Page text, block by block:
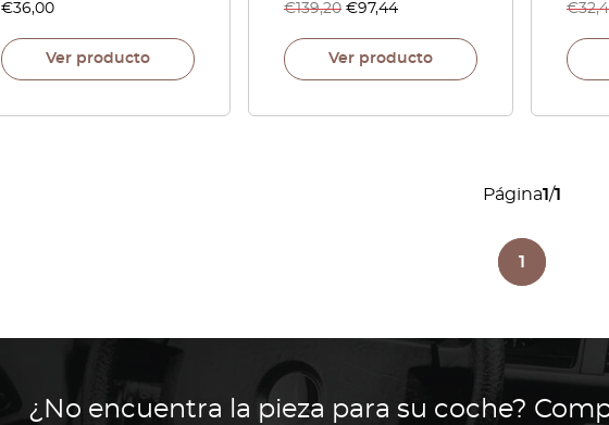
€36,00
Ver producto
€139,20 €97,44
Ver producto
€
Página1/1
1
¿No encuentra la pieza para su coche?